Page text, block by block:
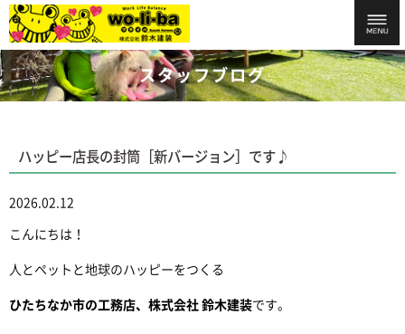
スタッフブログ
ハッピー店長の封筒［新バージョン］です♪
2026.02.12
こんにちは！
人とペットと地球のハッピーをつくる
ひたちなか市の工務店、株式会社 鈴木建装です。